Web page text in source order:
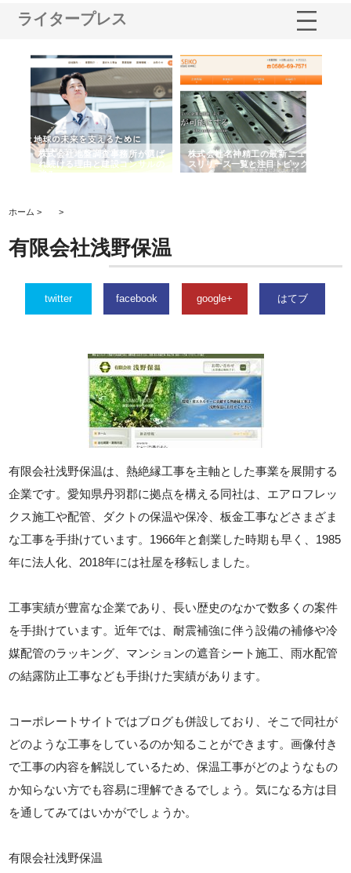
ライタープレス
株式会社地盤調査事務所が選ば
れ続ける理由と建設コンサルの
強み
株式会社名神精工の最新ニュー
スリリース一覧と注目トピック
ホーム > >
有限会社浅野保温
twitter facebook google+ はてブ
有限会社浅野保温は、熱絶縁工事を主軸とした事業を展開する
企業です。愛知県丹羽郡に拠点を構える同社は、エアロフレッ
クス施工や配管、ダクトの保温や保冷、板金工事などさまざま
な工事を手掛けています。1966年と創業した時期も早く、1985
年に法人化、2018年には社屋を移転しました。
工事実績が豊富な企業であり、長い歴史のなかで数多くの案件
を手掛けています。近年では、耐震補強に伴う設備の補修や冷
媒配管のラッキング、マンションの遮音シート施工、雨水配管
の結露防止工事なども手掛けた実績があります。
コーポレートサイトではブログも併設しており、そこで同社が
どのような工事をしているのか知ることができます。画像付き
で工事の内容を解説しているため、保温工事がどのようなもの
か知らない方でも容易に理解できるでしょう。気になる方は目
を通してみてはいかがでしょうか。
有限会社浅野保温